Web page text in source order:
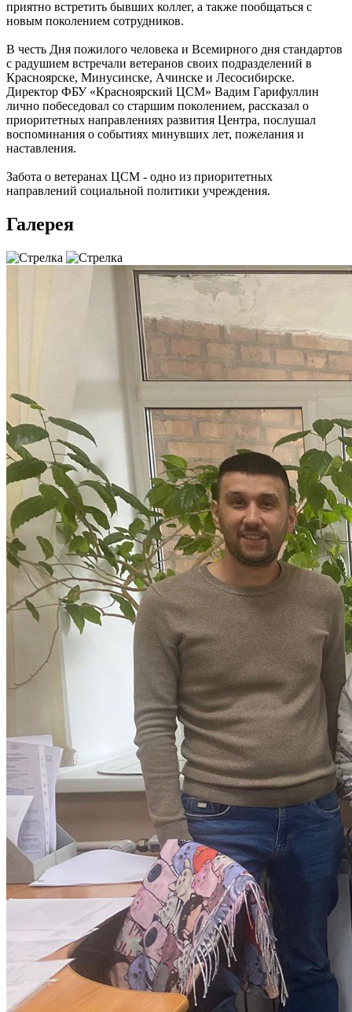
приятно встретить бывших коллег, а также пообщаться с
новым поколением сотрудников.
В честь Дня пожилого человека и Всемирного дня стандартов
с радушием встречали ветеранов своих подразделений в
Красноярске, Минусинске, Ачинске и Лесосибирске.
Директор ФБУ «Красноярский ЦСМ» Вадим Гарифуллин
лично побеседовал со старшим поколением, рассказал о
приоритетных направлениях развития Центра, послушал
воспоминания о событиях минувших лет, пожелания и
наставления.
Забота о ветеранах ЦСМ - одно из приоритетных
направлений социальной политики учреждения.
Галерея